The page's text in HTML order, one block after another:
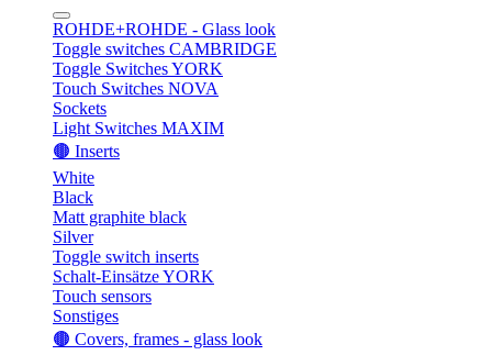
ROHDE+ROHDE - Glass look
Toggle switches CAMBRIDGE
Toggle Switches YORK
Touch Switches NOVA
Sockets
Light Switches MAXIM
🟤 Inserts
White
Black
Matt graphite black
Silver
Toggle switch inserts
Schalt-Einsätze YORK
Touch sensors
Sonstiges
🟤 Covers, frames - glass look